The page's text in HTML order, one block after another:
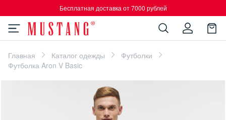
Бесплатная доставка от 7000 рублей
Главная Каталог одежды
Футболки
Футболка Aron V Basic